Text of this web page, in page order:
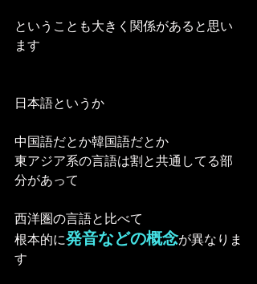
ということも大きく関係があると思い
ます
日本語というか
中国語だとか韓国語だとか
東アジア系の言語は割と共通してる部
分があって
西洋圏の言語と比べて
根本的に発音などの概念が異なりま
す